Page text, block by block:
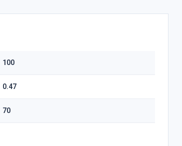
100
0.47
70